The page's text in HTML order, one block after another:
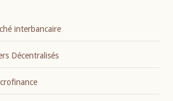
interbancaire
Décentralisés